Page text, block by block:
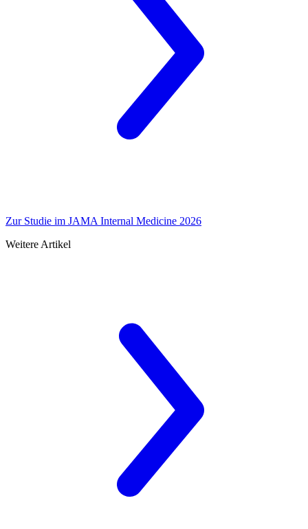
Zur Studie im JAMA Internal Medicine 2026
Weitere Artikel